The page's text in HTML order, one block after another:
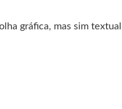
gráfica, mas sim